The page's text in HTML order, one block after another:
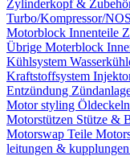
Zylinderkopf &
Turbo/Kompressor/NOS
Motorblock Innenteile
Übrige Moterblock
Kühlsystem
Kraftstoffsystem
Entzündung
Motor styling Öldeckeln
Motorstützen Stütze &
Motorswap Teile
leitungen & kupplungen